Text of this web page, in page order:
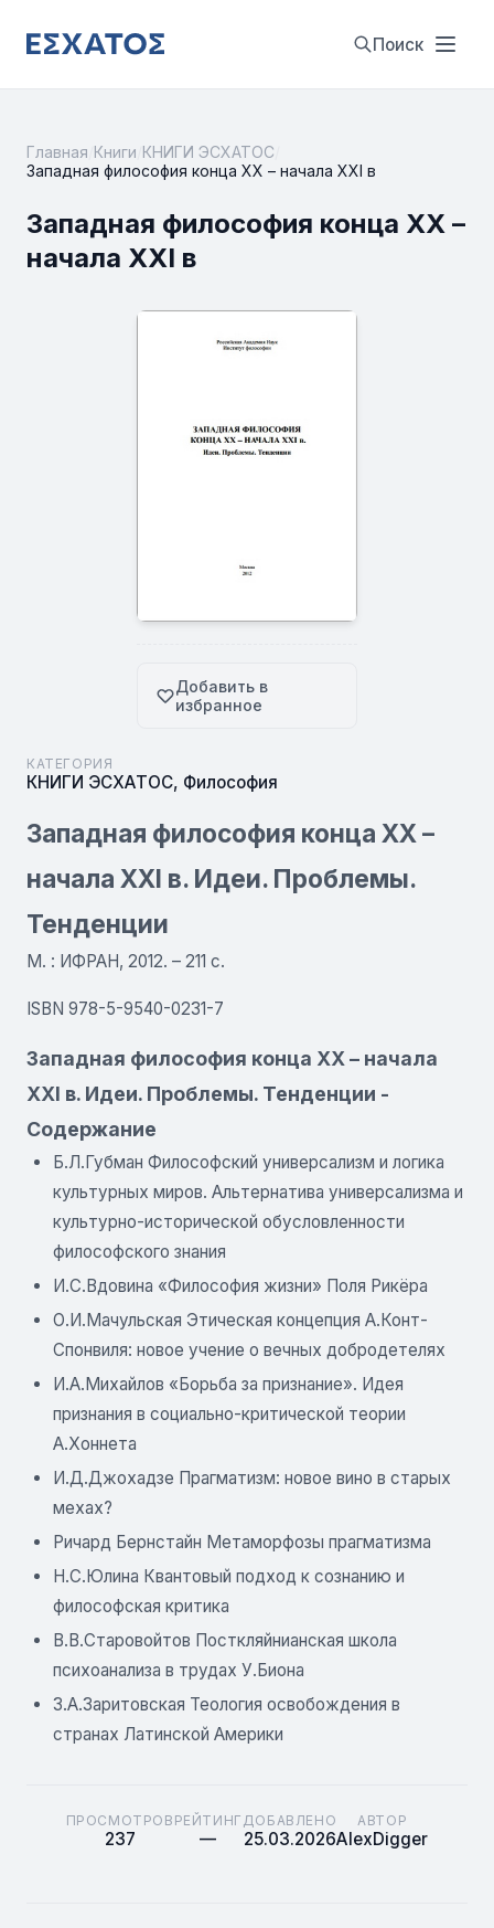
Поиск
Главная Книги КНИГИ ЭСХАТОС
Западная философия конца XX – начала XXI в
Западная философия конца XX –
начала XXI в
Добавить в
избранное
КАТЕГОРИЯ
КНИГИ ЭСХАТОС, Философия
Западная философия конца XX –
начала XXI в. Идеи. Проблемы.
Тенденции
М. : ИФРАН, 2012. – 211 с.
ISBN 978-5-9540-0231-7
Западная философия конца XX – начала
XXI в. Идеи. Проблемы. Тенденции -
Содержание
Б.Л.Губман Философский универсализм и логика
культурных миров. Альтернатива универсализма и
культурно-исторической обусловленности
философского знания
И.С.Вдовина «Философия жизни» Поля Рикёра
О.И.Мачульская Этическая концепция А.Конт-
Спонвиля: новое учение о вечных добродетелях
И.А.Михайлов «Борьба за признание». Идея
признания в социально-критической теории
А.Хоннета
И.Д.Джохадзе Прагматизм: новое вино в старых
мехах?
Ричард Бернстайн Метаморфозы прагматизма
Н.С.Юлина Квантовый подход к сознанию и
философская критика
В.В.Старовойтов Посткляйнианская школа
психоанализа в трудах У.Биона
З.А.Заритовская Теология освобождения в
странах Латинской Америки
ПРОСМОТРОВ
237
РЕЙТИНГ
—
ДОБАВЛЕНО
25.03.2026
АВТОР
AlexDigger